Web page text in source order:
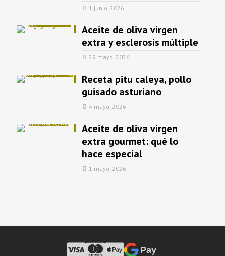
1 junio, 2026
Aceite de oliva virgen
extra y esclerosis múltiple
29 mayo, 2026
Receta pitu caleya, pollo
guisado asturiano
4 mayo, 2026
Aceite de oliva virgen
extra gourmet: qué lo
hace especial
1 mayo, 2026
Pay